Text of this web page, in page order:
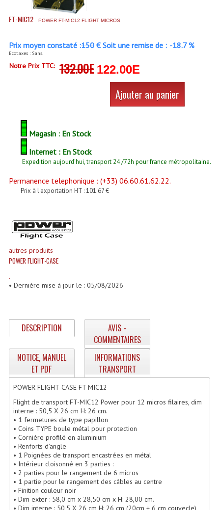
Enceintes Et Caissons Basses
Packs Sono
Enceintes, Système Amplifiés
Enceintes Passives Sono
Retours De Scène
Enceintes Monitoring
Filtres Actifs, Correcteurs
Haut-Parleurs Moteurs Tweeters Filtres
Haut Parleurs Sono
Filtres Passifs
Haut-Parleurs Amplis Guitare
Moteurs Pavillons Pour Enceinte
Tweeters Pour Enceintes
Lecteurs Audio & Sources
Platines Disque Vinyles
FT-MIC12 POWER FT-MIC12 FLIGHT MICROS
Prix moyen constaté :150€ Soit une remise de : -18.7 %
Ecotaxes : Sans.
Notre Prix TTC: 132.00E 122.00E
Ajouter au panier
Magasin : En Stock
Internet : En Stock
Expedition aujourd'hui, transport 24 /72h pour france métropolitaine.
Permanence telephonique : (+33) 06.60.61.62.22.
Prix à l'exportation HT : 101.67 €
autres produits
POWER FLIGHT-CASE
.
• Dernière mise à jour le : 05/08/2026
DESCRIPTION
AVIS -
COMMENTAIRES
NOTICE, MANUEL
ET PDF
INFORMATIONS
TRANSPORT
POWER FLIGHT-CASE FT MIC12
Flight de transport FT-MIC12 Power pour 12 micros filaires, dim
interne : 50,5 X 26 cm H: 26 cm.
• 1 fermetures de type papillon
• Coins TYPE boule métal pour protection
• Cornière profilé en aluminium
• Renforts d’angle
• 1 Poignées de transport encastrées en métal
• Intérieur cloisonné en 3 parties :
• 2 parties pour le rangement de 6 micros
• 1 partie pour le rangement des câbles au centre
• Finition couleur noir
• Dim exter : 58,0 cm x 28,50 cm x H: 28,00 cm.
• Dim interne : 50,5 X 26 cm H: 26 cm (20cm + 6 cm couvecle)